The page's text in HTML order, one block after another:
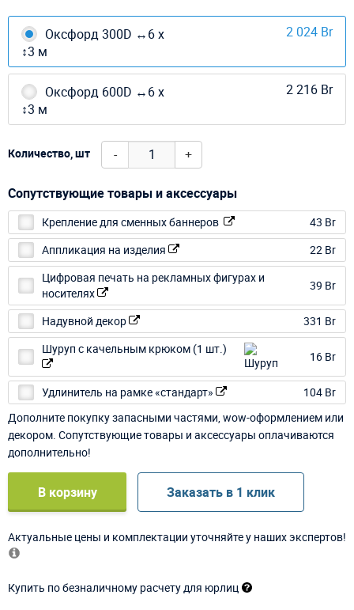
Оксфорд 300D ↔6 х
↕3 м
2 024 Br
Оксфорд 600D ↔6 х
↕3 м
2 216 Br
Количество, шт - +
Сопутствующие товары и аксессуары
Крепление для сменных баннеров
43 Br
Аппликация на изделия
22 Br
Цифровая печать на рекламных фигурах и
носителях
39 Br
Надувной декор
331 Br
Шуруп с качельным крюком (1 шт.)
16 Br
Удлинитель на рамке «стандарт»
104 Br
Дополните покупку запасными частями, wow-оформлением или
декором. Сопутствующие товары и аксессуары оплачиваются
дополнительно!
В корзину Заказать в 1 клик
Актуальные цены и комплектации уточняйте у наших экспертов!
Купить по безналичному расчету для юрлиц